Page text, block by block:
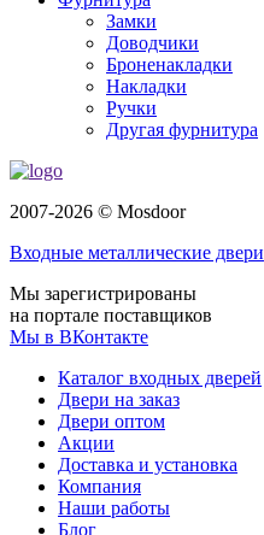
Замки
Доводчики
Броненакладки
Накладки
Ручки
Другая фурнитура
2007-2026 © Mosdoor
Входные металлические двери
Мы зарегистрированы
на портале поставщиков
Мы в ВКонтакте
Каталог входных дверей
Двери на заказ
Двери оптом
Акции
Доставка и установка
Компания
Наши работы
Блог